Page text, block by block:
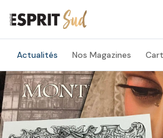
Actualités Nos Magazines